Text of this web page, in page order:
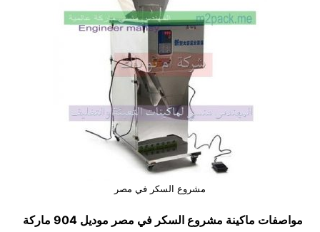
مشروع السكر في مصر
مواصفات ماكينة مشروع السكر في مصر
موديل 904 ماركة